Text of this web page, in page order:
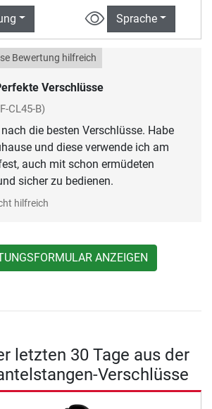
Sprache
Verschlüsse
Bewertung hilfreich
CL45-B)
die besten Verschlüsse. Habe
und diese verwende ich am
auch mit schon ermüdeten
sicher zu bedienen.
hilfreich
ANZEIGEN
letzten 30 Tage aus der
Verschlüsse